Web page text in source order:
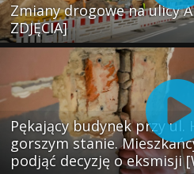
Zmiany drogowe na ulicy
ZDJĘCIA]
Pękający budynek przy ul.
gorszym stanie.
podjąć decyzję o eksmisji